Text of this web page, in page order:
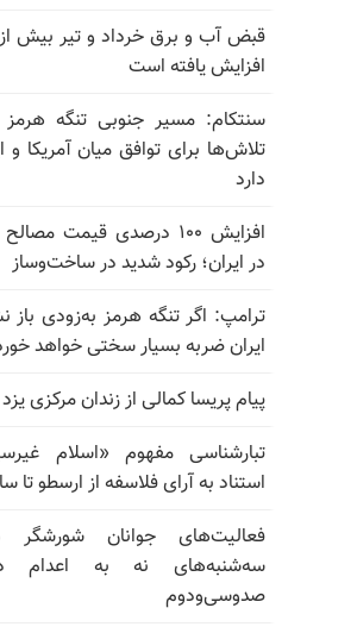
افزایش یافته است
سنتکام: مسیر جنوبی تنگه
تلاش‌ها برای توافق میان آمریکا و
دارد
افزایش ۱۰۰ درصدی قیمت
در ایران؛ رکود شدید در ساخت‌وساز
ترامپ: اگر تنگه هرمز به‌زودی باز
ایران ضربه بسیار سختی خواهد
پیام پریسا کمالی از زندان مرکزی یزد
تبارشناسی مفهوم «اسلام
استناد به آرای فلاسفه از ارسطو تا
فعالیت‌های جوانان شورشگر
سه‌شنبه‌های نه به اعدام
صدوسی‌و‌دوم